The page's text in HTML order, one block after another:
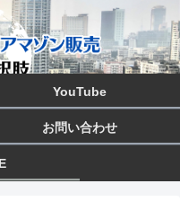
YouTube
お問い合わせ